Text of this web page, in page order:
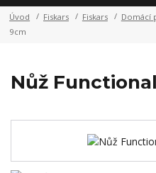
Úvod Fiskars Fiskars Domácí
9cm
Nůž